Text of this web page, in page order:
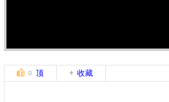
0 顶 收藏